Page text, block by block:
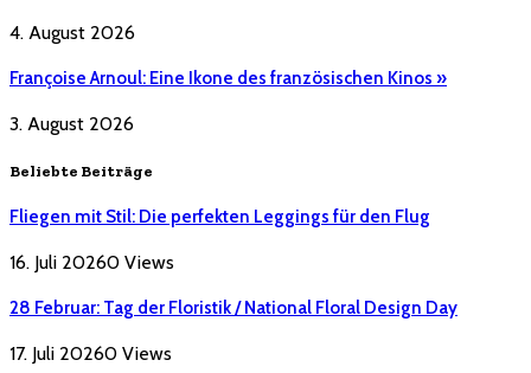
4. August 2026
Françoise Arnoul: Eine Ikone des französischen Kinos »
3. August 2026
Beliebte Beiträge
Fliegen mit Stil: Die perfekten Leggings für den Flug
16. Juli 20260 Views
28 Februar: Tag der Floristik / National Floral Design Day
17. Juli 20260 Views